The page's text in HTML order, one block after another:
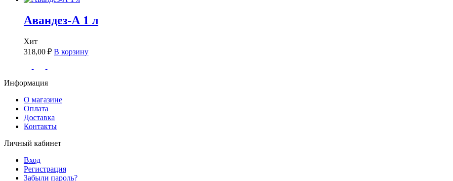
Авандез-А 1 л
Хит
318,00 ₽ В корзину
Информация
О магазине
Оплата
Доставка
Контакты
Личный кабинет
Вход
Регистрация
Забыли пароль?